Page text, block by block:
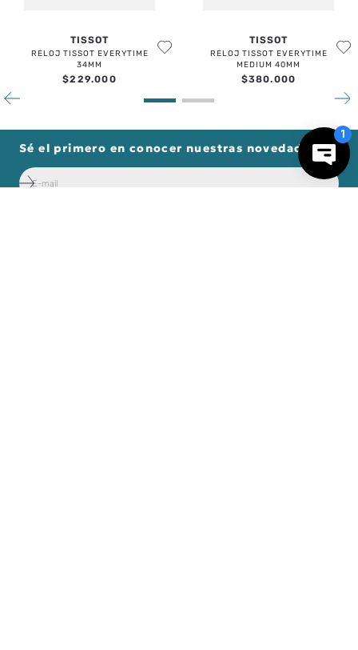
ENVIAR COMENTARIO
TISSOT
RELOJ TISSOT EVERYTIME
34MM
$229.000
TISSOT
RELOJ TISSOT EVERYTIME
MEDIUM 40MM
$380.000
Sé el primero en conocer nuestras novedades: